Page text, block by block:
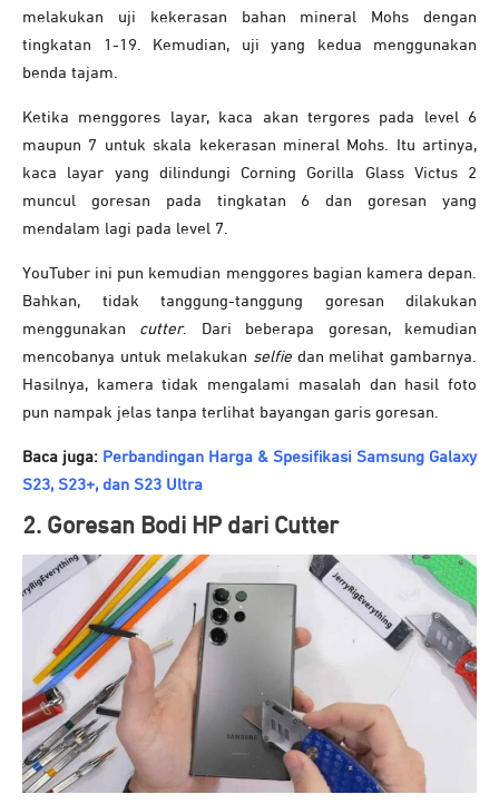
melakukan uji kekerasan bahan mineral Mohs dengan
tingkatan 1-19. Kemudian, uji yang kedua menggunakan
benda tajam.
Ketika menggores layar, kaca akan tergores pada level 6
maupun 7 untuk skala kekerasan mineral Mohs. Itu artinya,
kaca layar yang dilindungi Corning Gorilla Glass Victus 2
muncul goresan pada tingkatan 6 dan goresan yang
mendalam lagi pada level 7.
YouTuber ini pun kemudian menggores bagian kamera depan.
Bahkan, tidak tanggung-tanggung goresan dilakukan
menggunakan cutter. Dari beberapa goresan, kemudian
mencobanya untuk melakukan selfie dan melihat gambarnya.
Hasilnya, kamera tidak mengalami masalah dan hasil foto
pun nampak jelas tanpa terlihat bayangan garis goresan.
Baca juga: Perbandingan Harga & Spesifikasi Samsung Galaxy
S23, S23+, dan S23 Ultra
2. Goresan Bodi HP dari Cutter